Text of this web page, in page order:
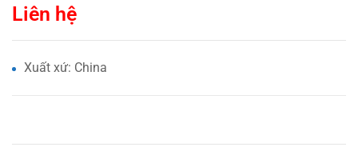
Liên hệ
Xuất xứ: China